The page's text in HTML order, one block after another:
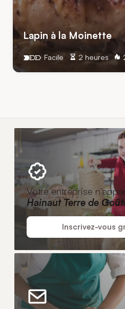
Lapin à la Moinette
2 heures
Facile
Votre entreprise
Hainaut Terre de
Inscrivez-vous